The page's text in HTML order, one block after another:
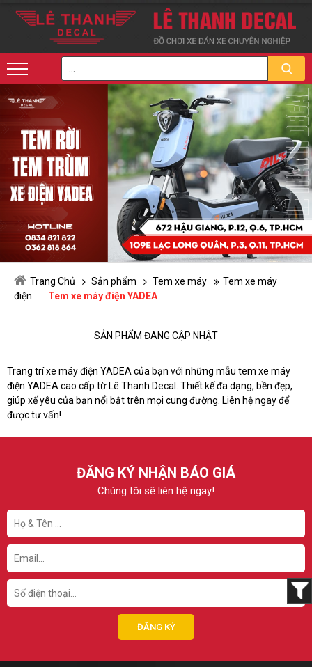
Trang Chủ Sản phẩm Tem xe máy
Tem xe máy
điện
Tem xe máy điện YADEA
SẢN PHẨM ĐANG CẬP NHẬT
Trang trí xe máy điện YADEA của bạn với những mẫu tem xe máy
điện YADEA cao cấp từ Lê Thanh Decal. Thiết kế đa dạng, bền đẹp,
giúp xế yêu của bạn nổi bật trên mọi cung đường. Liên hệ ngay để
được tư vấn!
ĐĂNG KÝ NHẬN BÁO GIÁ
Chúng tôi sẽ liên hệ ngay!